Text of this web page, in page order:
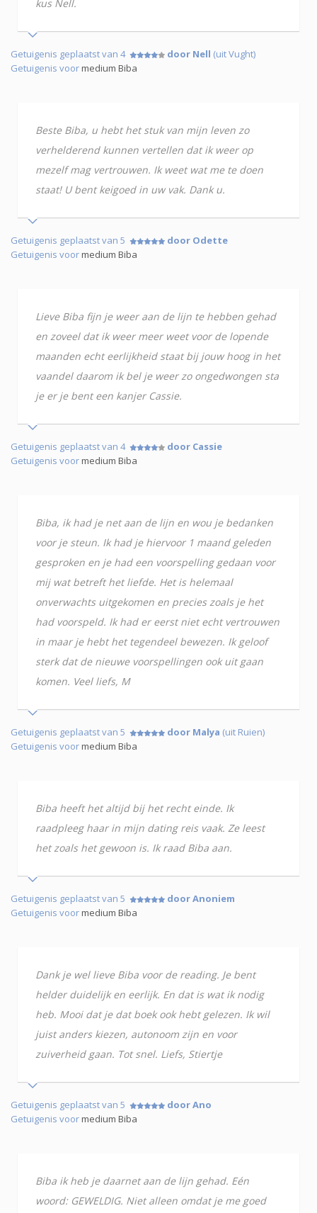
kus Nell.
Getuigenis geplaatst van 4 door Nell (uit Vught)
Getuigenis voormedium Biba
Beste Biba, u hebt het stuk van mijn leven zo
verhelderend kunnen vertellen dat ik weer op
mezelf mag vertrouwen. Ik weet wat me te doen
staat! U bent keigoed in uw vak. Dank u.
Getuigenis geplaatst van 5
door Odette
Getuigenis voormedium Biba
Lieve Biba fijn je weer aan de lijn te hebben gehad
en zoveel dat ik weer meer weet voor de lopende
maanden echt eerlijkheid staat bij jouw hoog in het
vaandel daarom ik bel je weer zo ongedwongen sta
je er je bent een kanjer Cassie.
Getuigenis geplaatst van 4
door Cassie
Getuigenis voormedium Biba
Biba, ik had je net aan de lijn en wou je bedanken
voor je steun. Ik had je hiervoor 1 maand geleden
gesproken en je had een voorspelling gedaan voor
mij wat betreft het liefde. Het is helemaal
onverwachts uitgekomen en precies zoals je het
had voorspeld. Ik had er eerst niet echt vertrouwen
in maar je hebt het tegendeel bewezen. Ik geloof
sterk dat de nieuwe voorspellingen ook uit gaan
komen. Veel liefs, M
Getuigenis geplaatst van 5 door Malya (uit Ruien)
Getuigenis voormedium Biba
Biba heeft het altijd bij het recht einde. Ik
raadpleeg haar in mijn dating reis vaak. Ze leest
het zoals het gewoon is. Ik raad Biba aan.
Getuigenis geplaatst van 5
door Anoniem
Getuigenis voormedium Biba
Dank je wel lieve Biba voor de reading. Je bent
helder duidelijk en eerlijk. En dat is wat ik nodig
heb. Mooi dat je dat boek ook hebt gelezen. Ik wil
juist anders kiezen, autonoom zijn en voor
zuiverheid gaan. Tot snel. Liefs, Stiertje
Getuigenis geplaatst van 5
door Ano
Getuigenis voormedium Biba
Biba ik heb je daarnet aan de lijn gehad. Eén
woord: GEWELDIG. Niet alleen omdat je me goed